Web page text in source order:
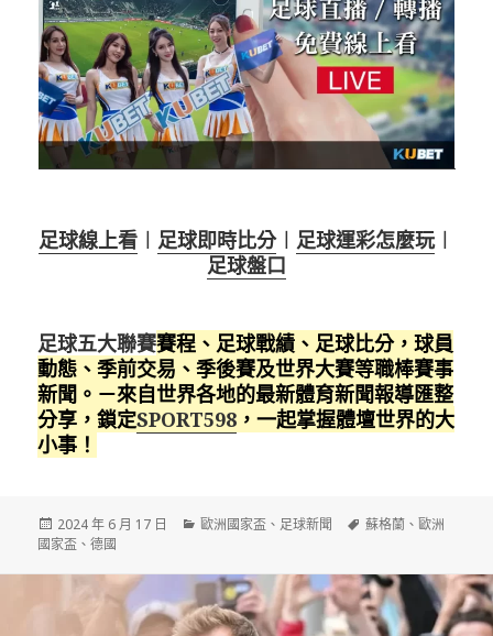
足球線上看 ︱ 足球即時比分︱ 足球運彩怎麼玩︱
足球盤口
足球五大聯賽賽程、足球戰績、足球比分，球員
動態、季前交易、季後賽及世界大賽等職棒賽事
新聞。－來自世界各地的最新體育新聞報導匯整
分享，鎖定SPORT598 ，一起掌握體壇世界的大
小事！
發
佈
2024 年 6 月 17 日
分
歐洲國家盃 、 足球新聞
標
蘇格蘭 、歐洲
國家盃 、德國